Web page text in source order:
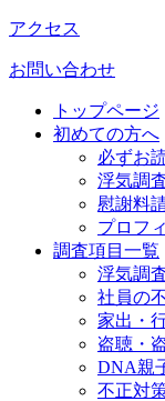
アクセス
お問い合わせ
トップページ
初めての方へ
必ずお
浮気調
慰謝料
プロフ
調査項目一覧
浮気調
社員の
家出・
盗聴・
DNA親
不正対